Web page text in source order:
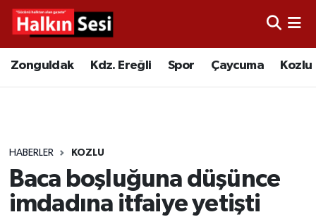
Zonguldak Kdz. Ereğli Spor Çaycuma Kozlu
HABERLER KOZLU
Baca boşluğuna düşünce
imdadına itfaiye yetişti
Video
Çaycuma
Alaplı
Merkez Hava Durumu
Tüm Manşetler